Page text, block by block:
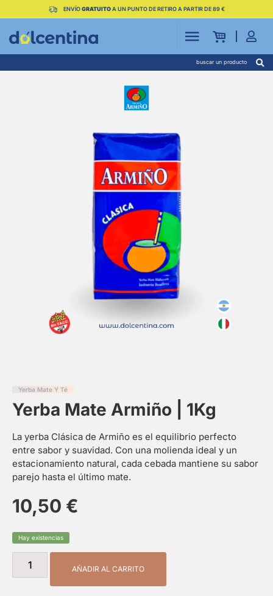
ENVÍOGRATUITOA UN PUNTO DE RETIRO A PARTIR DE 89 €
buscar un producto
Yerba Mate Y Té
Yerba Mate Armiño | 1Kg
La yerba Clásica de Armiño es el equilibrio perfecto
entre sabor y suavidad. Con una molienda ideal y un
estacionamiento natural, cada cebada mantiene su sabor
parejo hasta el último mate.
10,50 €
Hay existencias
AÑADIR AL CARRITO